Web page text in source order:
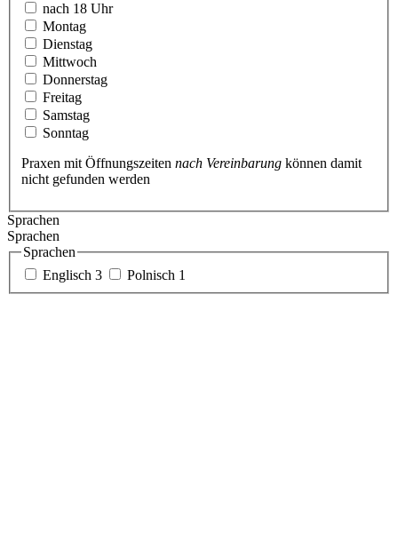
nach 18 Uhr
Montag
Dienstag
Mittwoch
Donnerstag
Freitag
Samstag
Sonntag
Praxen mit Öffnungszeiten nach Vereinbarung können damit
nicht gefunden werden
Sprachen
Sprachen
Sprachen
Englisch 3 Polnisch 1